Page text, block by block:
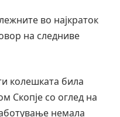
во најкраток
на следниве
колешката била
Скопје со оглед на
немала